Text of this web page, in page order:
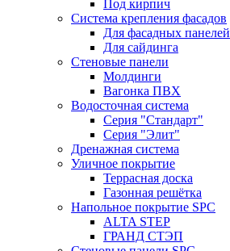
Под кирпич
Система крепления фасадов
Для фасадных панелей
Для сайдинга
Стеновые панели
Молдинги
Вагонка ПВХ
Водосточная система
Серия "Стандарт"
Серия "Элит"
Дренажная система
Уличное покрытие
Террасная доска
Газонная решётка
Напольное покрытие SPC
ALTA STEP
ГРАНД СТЭП